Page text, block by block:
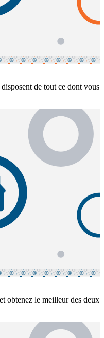
de tout ce dont vous
obtenez le meilleur des deux